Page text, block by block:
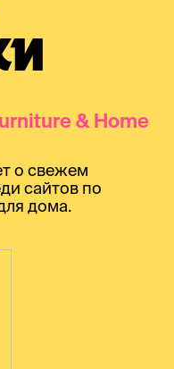
& Home
о свежем
сайтов по
дома.